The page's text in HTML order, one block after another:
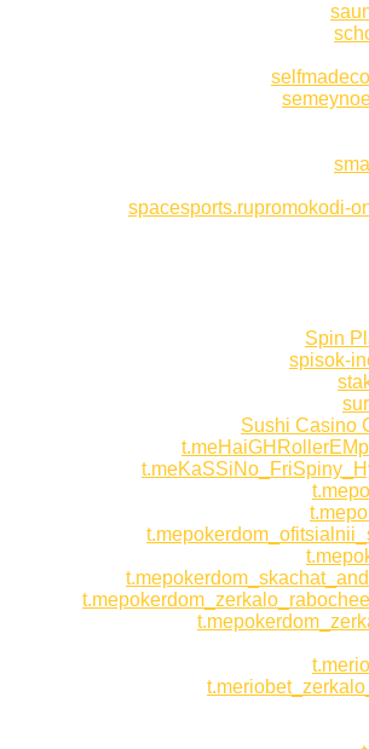
spacesports.rupromokodi-
Spin
spisok-
Sushi Casino